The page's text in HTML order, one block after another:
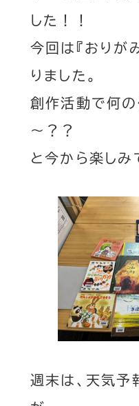
した！！
今回は『おりが
りました。
創作活動で何
～？？
と今から楽し
週末は、天気予